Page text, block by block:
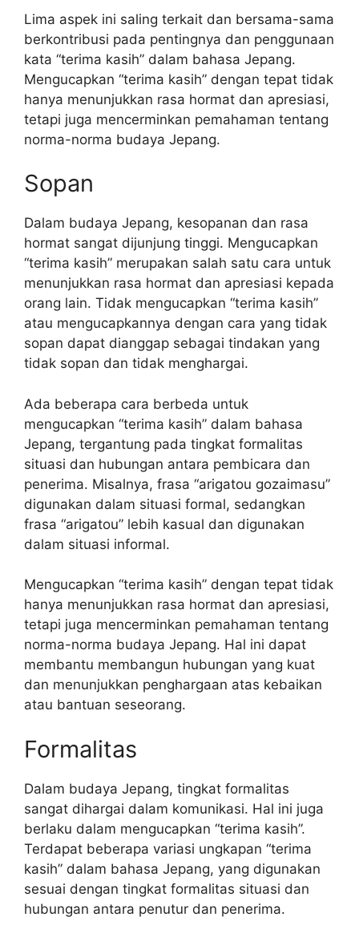
Lima aspek ini saling terkait dan bersama-sama
berkontribusi pada pentingnya dan penggunaan
kata “terima kasih” dalam bahasa Jepang.
Mengucapkan “terima kasih” dengan tepat tidak
hanya menunjukkan rasa hormat dan apresiasi,
tetapi juga mencerminkan pemahaman tentang
norma-norma budaya Jepang.
Sopan
Dalam budaya Jepang, kesopanan dan rasa
hormat sangat dijunjung tinggi. Mengucapkan
“terima kasih” merupakan salah satu cara untuk
menunjukkan rasa hormat dan apresiasi kepada
orang lain. Tidak mengucapkan “terima kasih”
atau mengucapkannya dengan cara yang tidak
sopan dapat dianggap sebagai tindakan yang
tidak sopan dan tidak menghargai.
Ada beberapa cara berbeda untuk
mengucapkan “terima kasih” dalam bahasa
Jepang, tergantung pada tingkat formalitas
situasi dan hubungan antara pembicara dan
penerima. Misalnya, frasa “arigatou gozaimasu”
digunakan dalam situasi formal, sedangkan
frasa “arigatou” lebih kasual dan digunakan
dalam situasi informal.
Mengucapkan “terima kasih” dengan tepat tidak
hanya menunjukkan rasa hormat dan apresiasi,
tetapi juga mencerminkan pemahaman tentang
norma-norma budaya Jepang. Hal ini dapat
membantu membangun hubungan yang kuat
dan menunjukkan penghargaan atas kebaikan
atau bantuan seseorang.
Formalitas
Dalam budaya Jepang, tingkat formalitas
sangat dihargai dalam komunikasi. Hal ini juga
berlaku dalam mengucapkan “terima kasih”.
Terdapat beberapa variasi ungkapan “terima
kasih” dalam bahasa Jepang, yang digunakan
sesuai dengan tingkat formalitas situasi dan
hubungan antara penutur dan penerima.